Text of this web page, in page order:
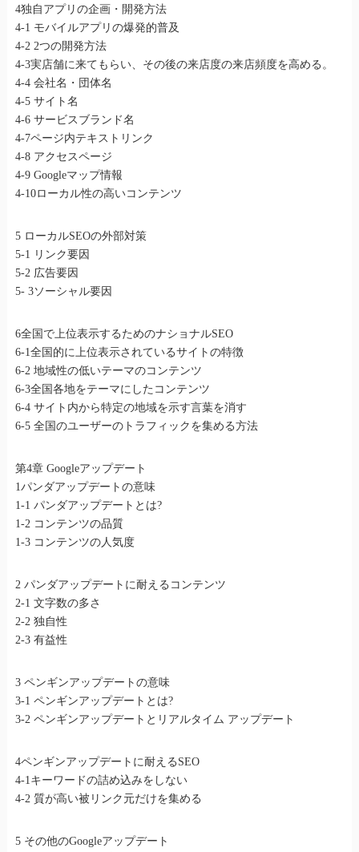
4独自アプリの企画・開発方法
4-1 モバイルアプリの爆発的普及
4-2 2つの開発方法
4-3実店舗に来てもらい、その後の来店度の来店頻度を高める。
4-4 会社名・団体名
4-5 サイト名
4-6 サービスブランド名
4-7ページ内テキストリンク
4-8 アクセスページ
4-9 Googleマップ情報
4-10ローカル性の高いコンテンツ
5 ローカルSEOの外部対策
5-1 リンク要因
5-2 広告要因
5- 3ソーシャル要因
6全国で上位表示するためのナショナルSEO
6-1全国的に上位表示されているサイトの特徴
6-2 地域性の低いテーマのコンテンツ
6-3全国各地をテーマにしたコンテンツ
6-4 サイト内から特定の地域を示す言葉を消す
6-5 全国のユーザーのトラフィックを集める方法
第4章 Googleアップデート
1パンダアップデートの意味
1-1 パンダアップデートとは?
1-2 コンテンツの品質
1-3 コンテンツの人気度
2 パンダアップデートに耐えるコンテンツ
2-1 文字数の多さ
2-2 独自性
2-3 有益性
3 ペンギンアップデートの意味
3-1 ペンギンアップデートとは?
3-2 ペンギンアップデートとリアルタイム アップデート
4ペンギンアップデートに耐えるSEO
4-1キーワードの詰め込みをしない
4-2 質が高い被リンク元だけを集める
5 その他のGoogleアップデート